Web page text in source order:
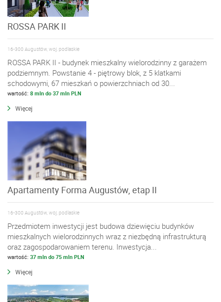
ROSSA PARK II
16-300 Augustów, woj. podlaskie
ROSSA PARK II - budynek mieszkalny wielorodzinny z garażem
podziemnym. Powstanie 4 - piętrowy blok, z 5 klatkami
schodowymi, 67 mieszkań o powierzchniach od 30...
wartość: 8 mln do 37 mln PLN
Więcej
Apartamenty Forma Augustów, etap II
16-300 Augustów, woj. podlaskie
Przedmiotem inwestycji jest budowa dziewięciu budynków
mieszkalnych wielorodzinnych wraz z niezbędną infrastrukturą
oraz zagospodarowaniem terenu. Inwestycja...
wartość: 37 mln do 75 mln PLN
Więcej